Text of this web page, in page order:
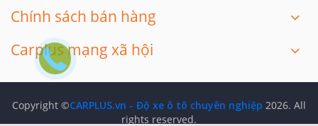
Chính sách bán hàng
Carplus mạng xã hội
Copyright ©CARPLUS.vn - Độ xe ô tô chuyên nghiệp 2026. All
rights reserved.